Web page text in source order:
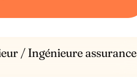
/ Ingénieure assurance